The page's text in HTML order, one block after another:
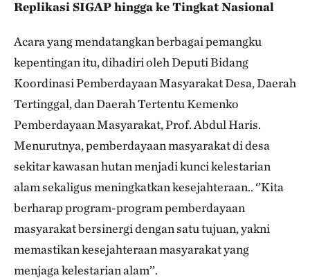
Replikasi SIGAP hingga ke Tingkat Nasional
Acara yang mendatangkan berbagai pemangku
kepentingan itu, dihadiri oleh Deputi Bidang
Koordinasi Pemberdayaan Masyarakat Desa, Daerah
Tertinggal, dan Daerah Tertentu Kemenko
Pemberdayaan Masyarakat, Prof. Abdul Haris.
Menurutnya, pemberdayaan masyarakat di desa
sekitar kawasan hutan menjadi kunci kelestarian
alam sekaligus meningkatkan kesejahteraan.. ‘’Kita
berharap program-program pemberdayaan
masyarakat bersinergi dengan satu tujuan, yakni
memastikan kesejahteraan masyarakat yang
menjaga kelestarian alam’’.